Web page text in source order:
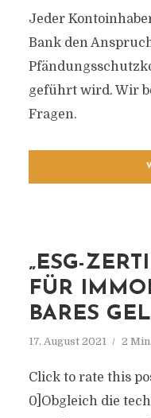
Jeder
Bank den
geführt wird. Wir
Fragen.
„ESG-
FÜR
BARES
17. August 2021 2
Click to rate this
0]Obgleich die